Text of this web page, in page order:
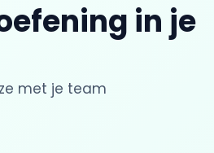
in je
met je team